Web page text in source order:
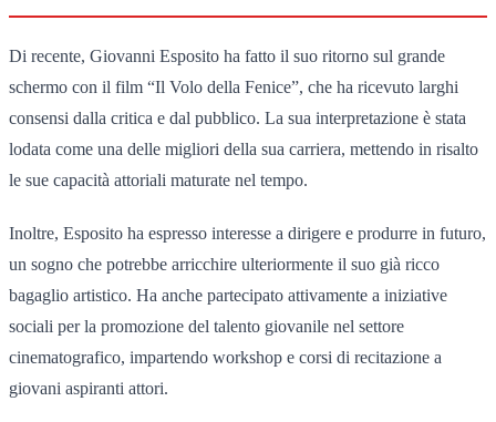
Di recente, Giovanni Esposito ha fatto il suo ritorno sul grande
schermo con il film “Il Volo della Fenice”, che ha ricevuto larghi
consensi dalla critica e dal pubblico. La sua interpretazione è stata
lodata come una delle migliori della sua carriera, mettendo in risalto
le sue capacità attoriali maturate nel tempo.
Inoltre, Esposito ha espresso interesse a dirigere e produrre in futuro,
un sogno che potrebbe arricchire ulteriormente il suo già ricco
bagaglio artistico. Ha anche partecipato attivamente a iniziative
sociali per la promozione del talento giovanile nel settore
cinematografico, impartendo workshop e corsi di recitazione a
giovani aspiranti attori.